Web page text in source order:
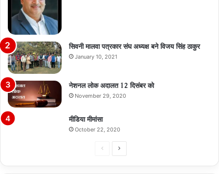
सिवनी मालवा पत्रकार संघ अध्यक्ष बने विजय सिंह ठाकुर
January 10, 2021
नेशनल लोक अदालत 12 दिसंबर को
November 29, 2020
मीडिया मीमांसा
October 22, 2020
PreviousNext